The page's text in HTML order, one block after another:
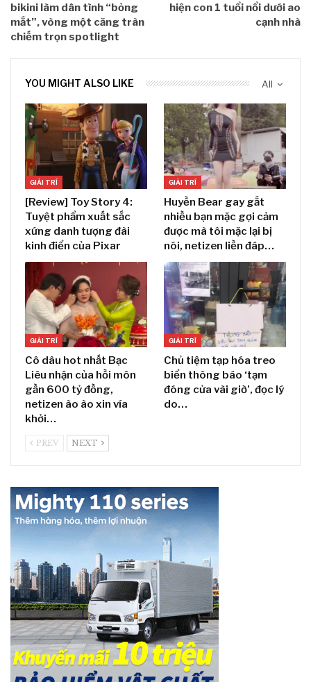
bikini làm dân tình “bỏng
mắt”, vòng một căng tràn
chiếm trọn spotlight
hiện con 1 tuổi nổi dưới ao
cạnh nhà
All
YOU MIGHT ALSO LIKE
GIẢI TRÍ
[Review] Toy Story 4:
Tuyệt phẩm xuất sắc
xứng danh tượng đài
kinh điển của Pixar
GIẢI TRÍ
Huyền Bear gay gắt
nhiều bạn mặc gợi cảm
được mà tôi mặc lại bị
nói, netizen liền đáp…
GIẢI TRÍ
Cô dâu hot nhất Bạc
Liêu nhận của hồi môn
gần 600 tỷ đồng,
netizen ào ào xin vía
khởi…
GIẢI TRÍ
Chủ tiệm tạp hóa treo
biển thông báo ‘tạm
đóng cửa vài giờ’, đọc lý
do…
PREV NEXT